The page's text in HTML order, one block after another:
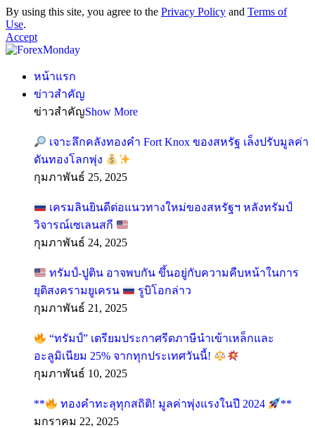
By using this site, you agree to the Privacy Policy and Terms of
Use.
Accept
หน้าแรก
ข่าวสำคัญ
ข่าวสำคัญShow More
เจาะลึกคลังทองคำ Fort Knox ของสหรัฐ เล็งปรับมูลค่า
ดันทองโลกพุ่ง
กุมภาพันธ์ 25, 2025
เครมลินยินดีต่อแนวทางใหม่ของสหรัฐฯ หลังทรัมป์
วิจารณ์เซเลนสกี
กุมภาพันธ์ 24, 2025
ทรัมป์-ปูติน อาจพบกัน ขึ้นอยู่กับความคืบหน้าในการ
ยุติสงครามยูเครน
รูบิโอกล่าว
กุมภาพันธ์ 21, 2025
“ทรัมป์” เตรียมประกาศรีดภาษีนำเข้าเหล็กและ
อะลูมิเนียม 25% จากทุกประเทศวันนี้!
กุมภาพันธ์ 10, 2025
** ทองคำทะลุทุกสถิติ! มูลค่าพุ่งแรงในปี 2024
**
มกราคม 22, 2025